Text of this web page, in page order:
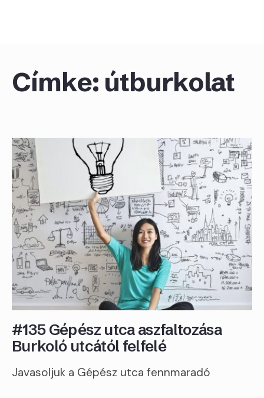
Címke: útburkolat
#135 Gépész utca aszfaltozása
Burkoló utcától felfelé
Javasoljuk a Gépész utca fennmaradó